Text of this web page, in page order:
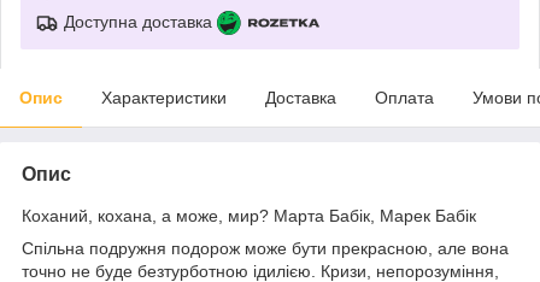
Доступна доставка
Опис Характеристики Доставка Оплата Умови
Опис
Коханий, кохана, а може, мир? Марта Бабік, Марек Бабік
Спільна подружня подорож може бути прекрасною, але вона
точно не буде безтурботною ідилією. Кризи, непорозуміння,